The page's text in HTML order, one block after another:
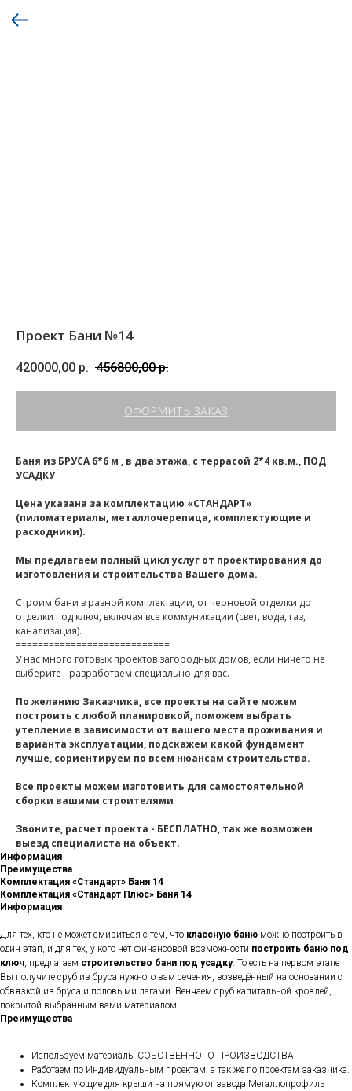
Проект Бани №14
420000,00 р. 456800,00 р.
ОФОРМИТЬ ЗАКАЗ
Баня из БРУСА 6*6 м , в два этажа, с террасой 2*4 кв.м., ПОД
УСАДКУ
Цена указана за комплектацию «СТАНДАРТ»
(пиломатериалы, металлочерепица, комплектующие и
расходники).
Мы предлагаем полный цикл услуг от проектирования до
изготовления и строительства Вашего дома.
Строим бани в разной комплектации, от черновой отделки до
отделки под ключ, включая все коммуникации (свет, вода, газ,
канализация).
============================
У нас много готовых проектов загородных домов, если ничего не
выберите - разработаем специально для вас.
По желанию Заказчика, все проекты на сайте можем
построить с любой планировкой, поможем выбрать
утепление в зависимости от вашего места проживания и
варианта эксплуатации, подскажем какой фундамент
лучше, сориентируем по всем нюансам строительства.
Все проекты можем изготовить для самостоятельной
сборки вашими строителями
Звоните, расчет проекта - БЕСПЛАТНО, так же возможен
выезд специалиста на объект.
Информация
Преимущества
Комплектация «Стандарт» Баня 14
Комплектация «Стандарт Плюс» Баня 14
Информация
Для тех, кто не может смириться с тем, что классную баню можно построить в
один этап, и для тех, у кого нет финансовой возможности построить баню под
ключ, предлагаем строительство бани под усадку. То есть на первом этапе
Вы получите сруб из бруса нужного вам сечения, возведённый на основании с
обвязкой из бруса и половыми лагами. Венчаем сруб капитальной кровлей,
покрытой выбранным вами материалом.
Преимущества
Используем материалы СОБСТВЕННОГО ПРОИЗВОДСТВА
Работаем по Индивидуальным проектам, а так же по проектам заказчика.
Комплектующие для крыши на прямую от завода Металлопрофиль